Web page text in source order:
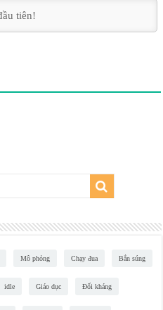
Mô phỏng Chạy đua Bắn súng
idle Giáo dục Đối kháng